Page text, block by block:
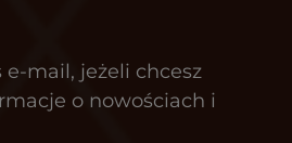
e-mail, jeżeli chcesz
o nowościach i